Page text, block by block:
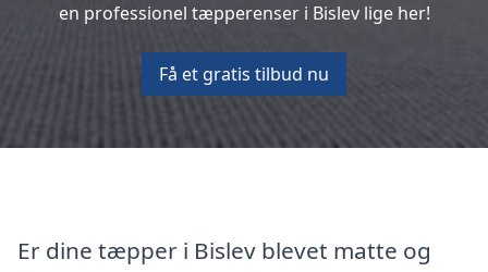
en professionel tæpperenser i Bislev lige her!
Få et gratis tilbud nu
Er dine tæpper i Bislev blevet matte og